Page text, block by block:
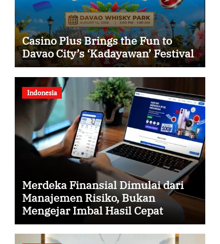
Casino Plus Brings the Fun to
Davao City’s ‘Kadayawan’ Festival
Indonesia
Merdeka Finansial Dimulai dari
Manajemen Risiko, Bukan
Mengejar Imbal Hasil Cepat